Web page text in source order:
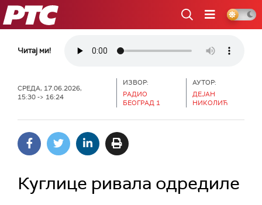
РТС
Читај ми!
СРЕДА, 17.06.2026,
15:30 -> 16:24
ИЗВОР:
РАДИО
БЕОГРАД 1
АУТОР:
ДЕЈАН
НИКОЛИЋ
Куглице ривала одредиле